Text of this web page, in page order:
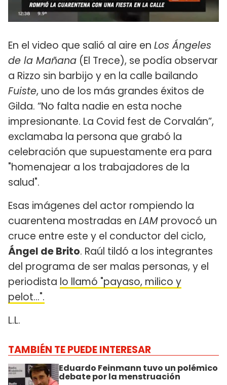
En el video que salió al aire en Los Ángeles
de la Mañana (El Trece), se podía observar
a Rizzo sin barbijo y en la calle bailando
Fuiste, uno de los más grandes éxitos de
Gilda. “No falta nadie en esta noche
impresionante. La Covid fest de Corvalán”,
exclamaba la persona que grabó la
celebración que supuestamente era para
"homenajear a los trabajadores de la
salud".
Esas imágenes del actor rompiendo la
cuarentena mostradas en LAM provocó un
cruce entre este y el conductor del ciclo,
Ángel de Brito. Raúl tildó a los integrantes
del programa de ser malas personas, y el
periodista lo llamó "payaso, milico y
pelot...".
L.L.
TAMBIÉN TE PUEDE INTERESAR
Eduardo Feinmann tuvo un polémico
debate por la menstruación